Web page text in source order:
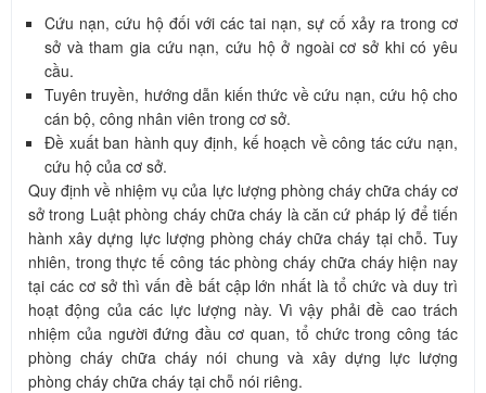
Cứu nạn, cứu hộ đối với các tai nạn, sự cố xảy ra trong cơ
sở và tham gia cứu nạn, cứu hộ ở ngoài cơ sở khi có yêu
cầu.
Tuyên truyền, hướng dẫn kiến thức về cứu nạn, cứu hộ cho
cán bộ, công nhân viên trong cơ sở.
Đề xuất ban hành quy định, kế hoạch về công tác cứu nạn,
cứu hộ của cơ sở.
Quy định về nhiệm vụ của lực lượng phòng cháy chữa cháy cơ
sở trong Luật phòng cháy chữa cháy là căn cứ pháp lý để tiến
hành xây dựng lực lượng phòng cháy chữa cháy tại chỗ. Tuy
nhiên, trong thực tế công tác phòng cháy chữa cháy hiện nay
tại các cơ sở thì vấn đề bất cập lớn nhất là tổ chức và duy trì
hoạt động của các lực lượng này. Vì vậy phải đề cao trách
nhiệm của người đứng đầu cơ quan, tổ chức trong công tác
phòng cháy chữa cháy nói chung và xây dựng lực lượng
phòng cháy chữa cháy tại chỗ nói riêng.